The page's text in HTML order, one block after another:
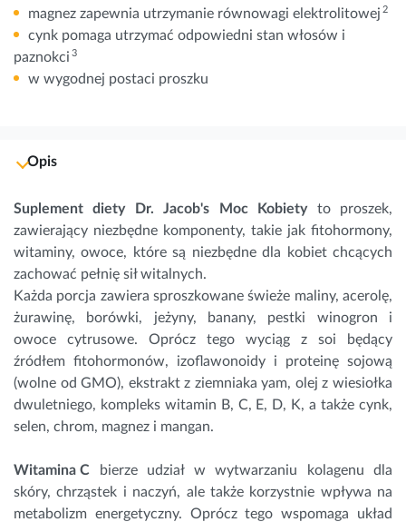
magnez zapewnia utrzymanie równowagi elektrolitowej2
cynk pomaga utrzymać odpowiedni stan włosów i
paznokci3
w wygodnej postaci proszku
Opis
Suplement diety Dr. Jacob's Moc Kobiety to proszek,
zawierający niezbędne komponenty, takie jak fitohormony,
witaminy, owoce, które są niezbędne dla kobiet chcących
zachować pełnię sił witalnych.
Każda porcja zawiera sproszkowane świeże maliny, acerolę,
żurawinę, borówki, jeżyny, banany, pestki winogron i
owoce cytrusowe. Oprócz tego wyciąg z soi będący
źródłem fitohormonów, izoflawonoidy i proteinę sojową
(wolne od GMO), ekstrakt z ziemniaka yam, olej z wiesiołka
dwuletniego, kompleks witamin B, C, E, D, K, a także cynk,
selen, chrom, magnez i mangan.
Witamina C bierze udział w wytwarzaniu kolagenu dla
skóry, chrząstek i naczyń, ale także korzystnie wpływa na
metabolizm energetyczny. Oprócz tego wspomaga układ